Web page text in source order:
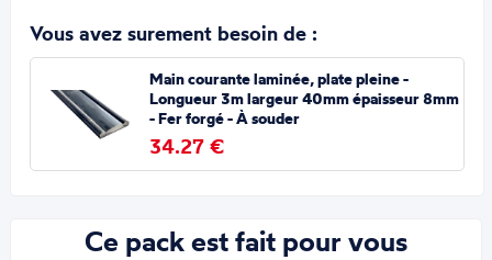
Vous avez surement besoin de :
Main courante laminée, plate pleine -
Longueur 3m largeur 40mm épaisseur 8mm
- Fer forgé - À souder
34.27 €
Ce pack est fait pour vous